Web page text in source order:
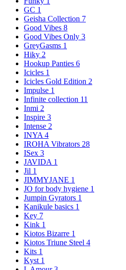
GC 1
Geisha Collection 7
Good Vibes 8
Good Vibes Only 3
GreyGasms 1
Hiky 2
Hookup Panties 6
Icicles 1
Icicles Gold Edition 2
Impulse 1
Infinite collection 11
Inmi 2
Inspire 3
Intense 2
INYA 4
IROHA Vibrators 28
ISex 3
JAVIDA 1
Jil 1
JIMMYJANE 1
JO for body hygiene 1
Jumpin Gyrators 1
Kanikule basics 1
Key 7
Kink 1
Kiotos Bizarre 1
Kiotos Triune Steel 4
Kits 1
Kyst 1